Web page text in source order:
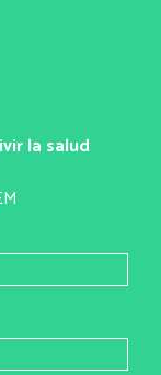
la salud